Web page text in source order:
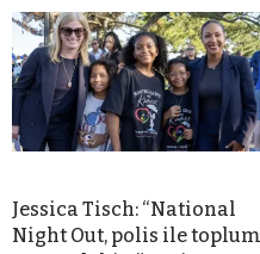
Jessica Tisch: “National
Night Out, polis ile toplum